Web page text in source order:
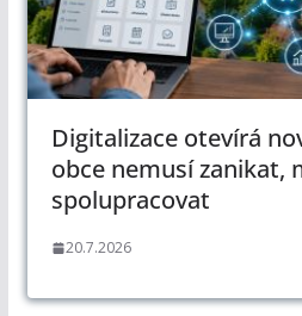
Digitalizace otevírá
obce nemusí zanikat,
spolupracovat
20.7.2026